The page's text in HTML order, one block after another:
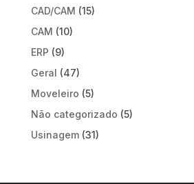
CAD/CAM (15)
CAM (10)
ERP (9)
Geral (47)
Moveleiro (5)
Não categorizado (5)
Usinagem(31)